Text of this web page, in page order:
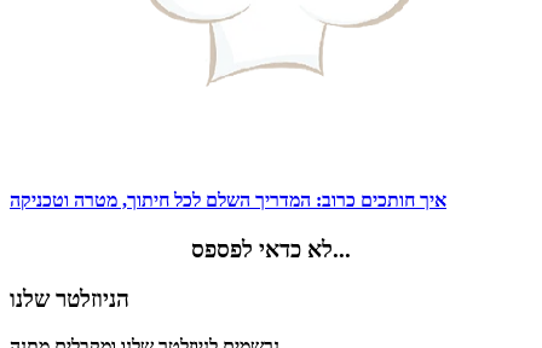
איך חותכים כרוב: המדריך השלם לכל חיתוך, מטרה וטכניקה
לא כדאי לפספס...
הניוזלטר שלנו